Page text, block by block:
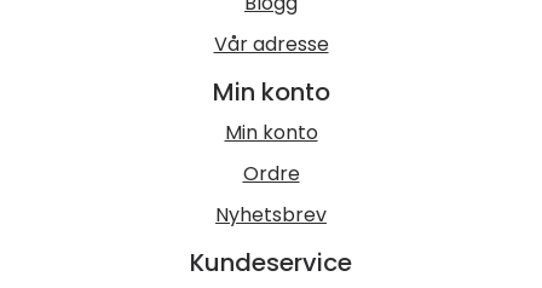
Vår adresse
Min konto
Min konto
Ordre
Nyhetsbrev
Kundeservice